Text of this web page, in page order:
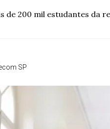
de 200 mil estudantes da
SP